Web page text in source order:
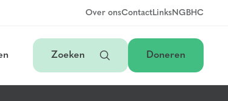
Over onsContactLinksNGBHC
Zoeken Doneren